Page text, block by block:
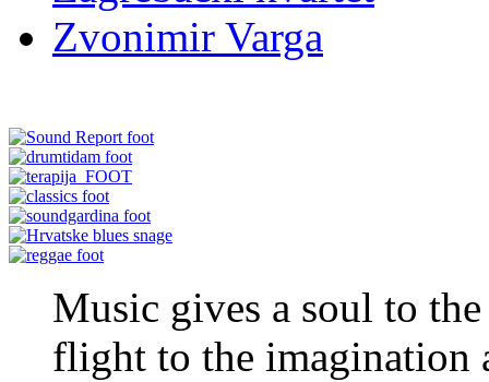
Zvonimir Varga
Music gives a soul to
flight to the imagination